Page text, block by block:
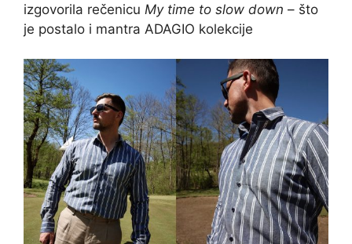
izgovorila rečenicu My time to slow down – što
je postalo i mantra ADAGIO kolekcije